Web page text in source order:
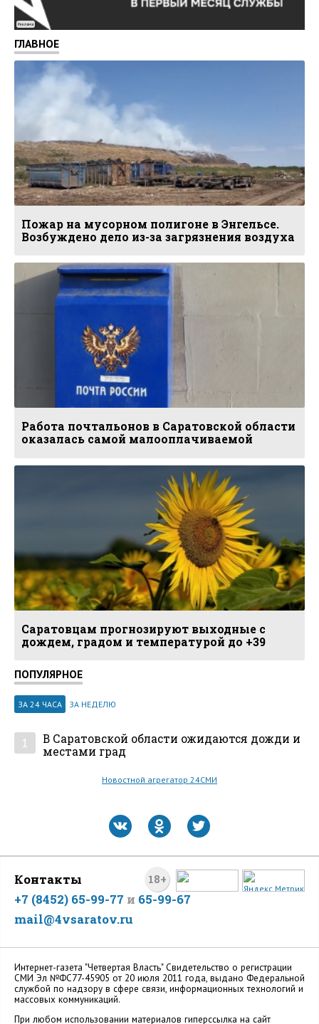
Реклама
ГЛАВНОЕ
Пожар на мусорном полигоне в Энгельсе.
Возбуждено дело из-за загрязнения воздуха
Работа почтальонов в Саратовской области
оказалась самой малооплачиваемой
Саратовцам прогнозируют выходные с
дождем, градом и температурой до +39
ПОПУЛЯРНОЕ
ЗА 24 ЧАСА ЗА НЕДЕЛЮ
1
В Саратовской области ожидаются дожди и
местами град
Новостной агрегатор 24СМИ
18+
Контакты
+7 (8452) 65-99-77 и 65-99-67
mail@4vsaratov.ru
Интернет-газета "Четвертая Власть" Cвидетельство о регистрации
СМИ Эл №ФС77-45905 от 20 июля 2011 года, выдано Федеральной
службой по надзору в сфере связи, информационных технологий и
массовых коммуникаций.
При любом использовании материалов гиперссылка на сайт